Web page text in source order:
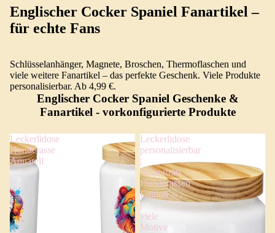
Englischer Cocker Spaniel Fanartikel –
für echte Fans
Schlüsselanhänger, Magnete, Broschen, Thermoflaschen und
viele weitere Fanartikel – das perfekte Geschenk. Viele Produkte
personalisierbar. Ab 4,99 €.
Englischer Cocker Spaniel Geschenke &
Fanartikel - vorkonfigurierte Produkte
Leckerlidose
Hunderasse
Aquarell
Leckerlidose
personalisierbar
|
Stilporträts
Hunderassen
Edition
|
viele
Motive